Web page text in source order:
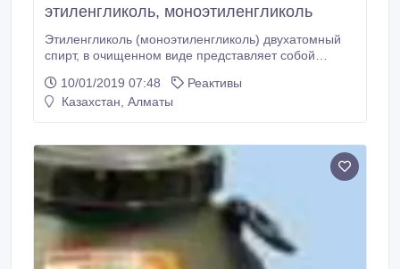
этиленгликоль, моноэтиленгликоль
Этиленгликоль (моноэтиленгликоль) двухатомный
спирт, в очищенном виде представляет собой
маслянистой консистенции. Не имеет запаха и
обладает сладковатым вкусом. Применение в
низкозамерзающих и гидравлических жидкостей.
10/01/2019 07:48
Реактивы
Казахстан, Алматы